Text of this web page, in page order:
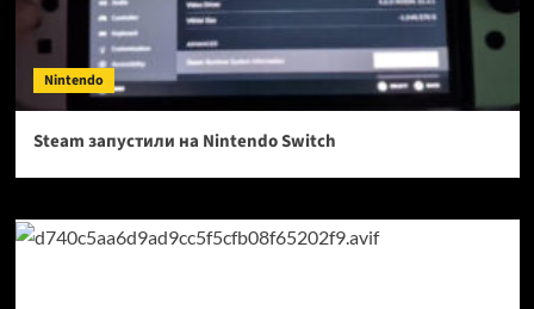
Nintendo
Steam запустили на Nintendo Switch